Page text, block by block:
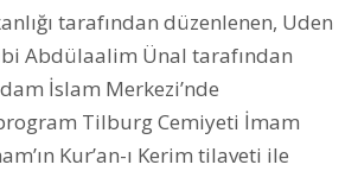
tarafından düzenlenen, Uden
Abdülaalim Ünal tarafından
İslam Merkezi’nde
Tilburg Cemiyeti İmam
Kur’an-ı Kerim tilaveti ile